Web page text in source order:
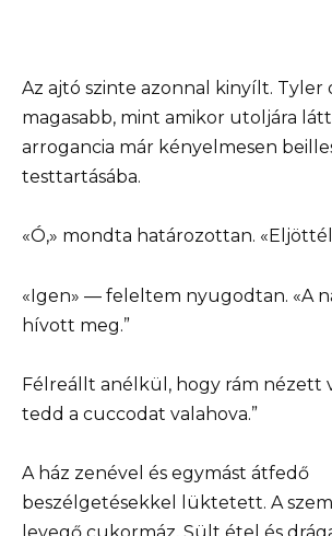
Az ajtó szinte azonnal kinyílt. Tyler
magasabb, mint amikor utoljára
arrogancia már kényelmesen
testtartásába.
«Ó,» mondta határozottan.
«Igen» — feleltem nyugodtan. «A
hívott meg.”
Félreállt anélkül, hogy rám nézett
tedd a cuccodat valahova.”
A ház zenével és egymást átfedő
beszélgetésekkel lüktetett. A